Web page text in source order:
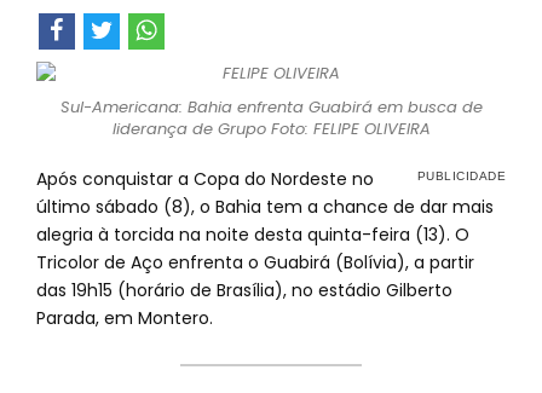
Sul-Americana: Bahia enfrenta Guabirá em busca de
liderança de Grupo Foto: FELIPE OLIVEIRA
Após conquistar a Copa do Nordeste no
último sábado (8), o Bahia tem a chance de dar mais
alegria à torcida na noite desta quinta-feira (13). O
Tricolor de Aço enfrenta o Guabirá (Bolívia), a partir
das 19h15 (horário de Brasília), no estádio Gilberto
Parada, em Montero.